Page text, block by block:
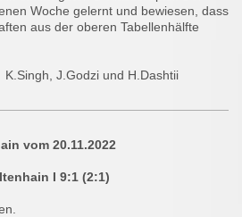
Woche gelernt und bewiesen, dass
aus der oberen Tabellenhälfte
J.Godzi und H.Dashtii
vom 20.11.2022
I 9:1 (2:1)